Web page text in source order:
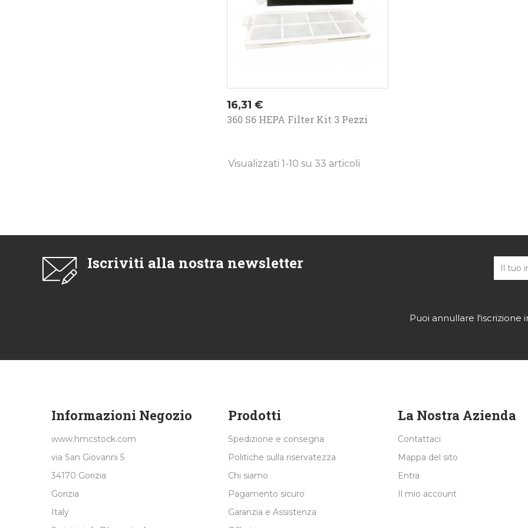
Prezzo
16,31 €
360 S6 HEPA Filter Kit 3 Pezzi
Visualizzati 1-10 su 33 articoli
Iscriviti alla nostra newsletter
Puoi annullare l'iscrizione
Informazioni Negozio
www.hmcstock.com
via San Giovanni 5
34170 Gorizia
Gorizia
Italy
Prodotti
Spedizione e consegna
Politiche sulla riservatezza
Chi siamo
Pagamento sicuro
Garanzia e Assistenza
La Nostra Azienda
Contattaci
Mappa del sito
Entra
Il mio account